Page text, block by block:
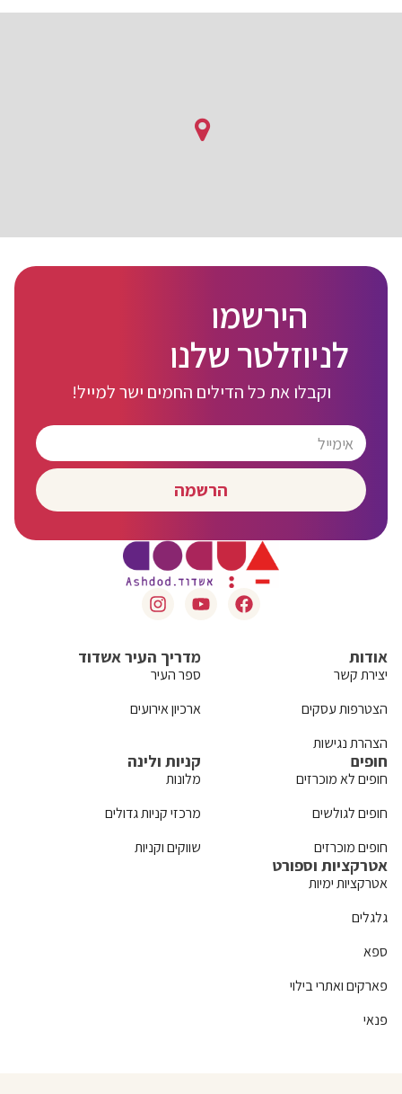
הירשמו
לניוזלטר שלנו
וקבלו את כל הדילים החמים ישר למייל!
הרשמה
אודות
יצירת קשר
הצטרפות עסקים
הצהרת נגישות
מדריך העיר אשדוד
ספר העיר
ארכיון אירועים
חופים
חופים לא מוכרזים
חופים לגולשים
חופים מוכרזים
קניות ולינה
מלונות
מרכזי קניות גדולים
שווקים וקניות
אטרקציות וספורט
אטרקציות ימיות
גלגלים
ספא
פארקים ואתרי בילוי
פנאי